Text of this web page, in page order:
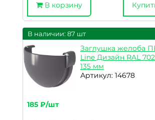
В корзину
В наличии: 87 шт
Заглушка желоба
Line Дизайн RAL
135 мм
Артикул: 14678
185 ₽/шт